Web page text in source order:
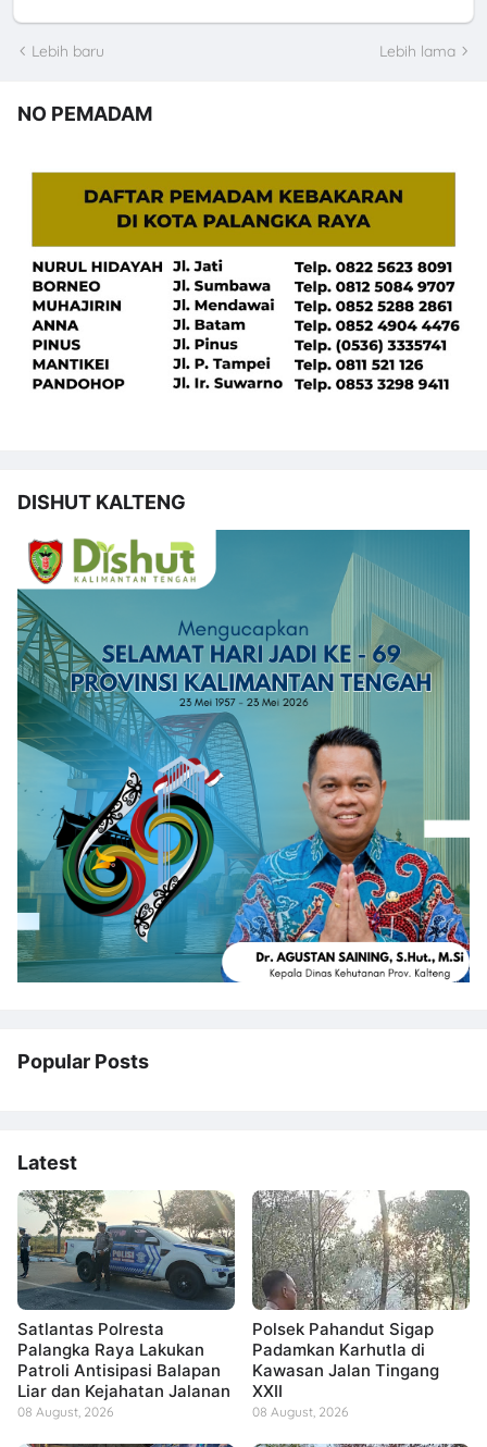
Lebih baru Lebih lama
NO PEMADAM
DISHUT KALTENG
Popular Posts
Latest
Satlantas Polresta
Palangka Raya Lakukan
Patroli Antisipasi Balapan
Liar dan Kejahatan Jalanan
08 August, 2026
Polsek Pahandut Sigap
Padamkan Karhutla di
Kawasan Jalan Tingang
XXII
08 August, 2026